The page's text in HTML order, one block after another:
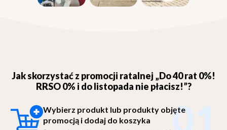
Jak skorzystać z promocji ratalnej „Do 40 rat 0%!
RRSO 0% i do listopada nie płacisz!”?
01
Wybierz produkt lub produkty objęte
promocją i dodaj do koszyka